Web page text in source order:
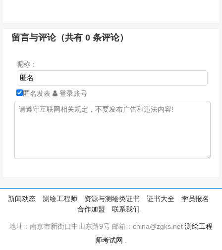
留言与评论（共有0 条评论）
昵称：
匿名发表 登录账号
新闻动态 测绘工程师 资源与测绘类证书 证书大全
学员报名
合作加盟
联系我们
地址：南京市新街口中山东路9号 邮箱：china@zgks.net测绘工程
师考试网